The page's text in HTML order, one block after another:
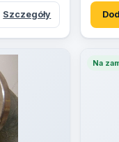
Szczegóły
Na